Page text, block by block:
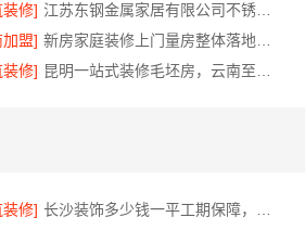
装修]
加盟]
装修]
装修]